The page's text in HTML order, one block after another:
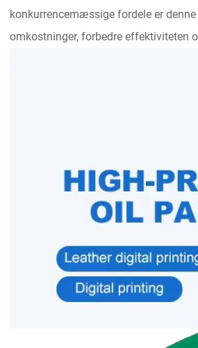
konkurrencemæssige fordele er
omkostninger, forbedre effektiviteten